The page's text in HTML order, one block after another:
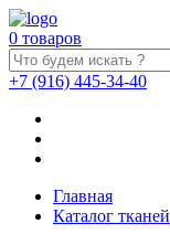
0 товаров
+7 (916) 445-34-40
Главная
Каталог тканей